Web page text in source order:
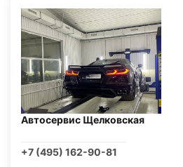
Автосервис Щелковская
+7 (495) 162-90-81